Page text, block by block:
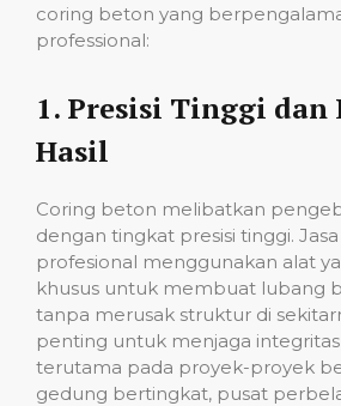
coring beton yang
professional:
1. Presisi Tinggi dan
Hasil
Coring beton melibatkan
dengan tingkat presisi tinggi.
profesional menggunakan alat
khusus untuk membuat lubang
tanpa merusak struktur di
penting untuk menjaga
terutama pada proyek-proyek
gedung bertingkat, pusat